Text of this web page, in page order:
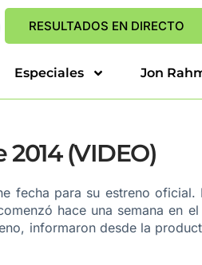
RESULTADOS EN DIRECTO
Especiales Jon
2014 (VIDEO)
fecha para su estreno oficial.
hace una semana en
informaron desde la